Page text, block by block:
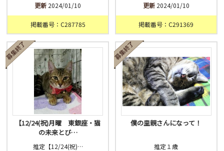
更新 2024/01/10
掲載番号：C287785
更新2024/01/10
掲載番号：C291369
【12/24(祝)月曜 東銀座・猫
の未来とび…
推定【12/24(祝)…
僕の里親さんになって！
推定１歳